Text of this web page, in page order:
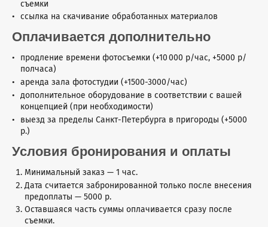
съемки
ссылка на скачивание обработанных материалов
Оплачивается дополнительно
продление времени фотосъемки (+10 000 р/час, +5000 р/
полчаса)
аренда зала фотостудии (+1500-3000/час)
дополнительное оборудование в соответствии с вашей
концепцией (при необходимости)
выезд за пределы Санкт-Петербурга в пригороды (+5000
р.)
Условия бронирования и оплаты
Минимальный заказ — 1 час.
Дата считается забронированной только после внесения
предоплаты — 5000 р.
Оставшаяся часть суммы оплачивается сразу после
съемки.